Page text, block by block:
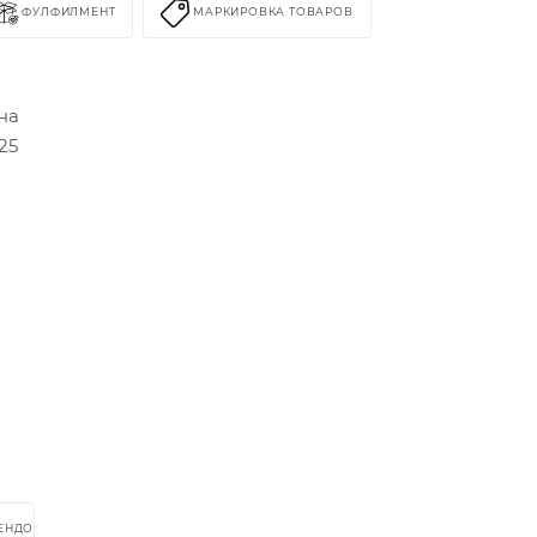
ФУЛФИЛМЕНТ МАРКИРОВКА ТОВАРОВ